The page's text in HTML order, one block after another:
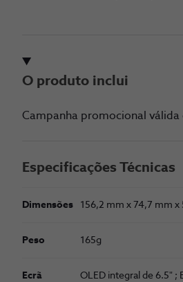
O produto inclui
Campanha promocional
Especificações Técnicas
Dimensões 156,2 mm x 74,7 mm x
Peso 165g
Ecrã OLED integral de 6.5" ;